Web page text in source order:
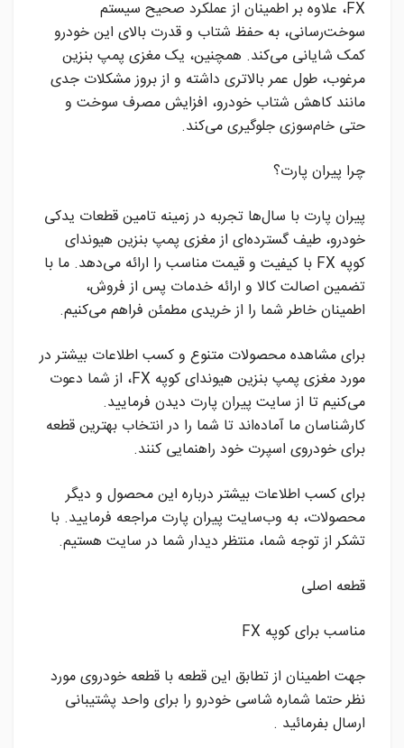
FX، علاوه بر اطمینان از عملکرد صحیح سیستم
سوخت‌رسانی، به حفظ شتاب و قدرت بالای این خودرو
کمک شایانی می‌کند. همچنین، یک مغزی پمپ بنزین
مرغوب، طول عمر بالاتری داشته و از بروز مشکلات جدی
مانند کاهش شتاب خودرو، افزایش مصرف سوخت و
حتی خام‌سوزی جلوگیری می‌کند.
چرا پیران پارت؟
پیران پارت با سال‌ها تجربه در زمینه تامین قطعات یدکی
خودرو، طیف گسترده‌ای از مغزی پمپ بنزین هیوندای
کوپه FX با کیفیت و قیمت مناسب را ارائه می‌دهد. ما با
تضمین اصالت کالا و ارائه خدمات پس از فروش،
اطمینان خاطر شما را از خریدی مطمئن فراهم می‌کنیم.
برای مشاهده محصولات متنوع و کسب اطلاعات بیشتر در
مورد مغزی پمپ بنزین هیوندای کوپه FX، از شما دعوت
می‌کنیم تا از سایت پیران پارت دیدن فرمایید.
کارشناسان ما آماده‌اند تا شما را در انتخاب بهترین قطعه
برای خودروی اسپرت خود راهنمایی کنند.
برای کسب اطلاعات بیشتر درباره این محصول و دیگر
محصولات، به وب‌سایت پیران پارت مراجعه فرمایید. با
تشکر از توجه شما، منتظر دیدار شما در سایت هستیم.
قطعه اصلی
مناسب برای کوپه FX
جهت اطمینان از تطابق این قطعه با قطعه خودروی مورد
نظر حتما شماره شاسی خودرو را برای واحد پشتیبانی
ارسال بفرمائید .